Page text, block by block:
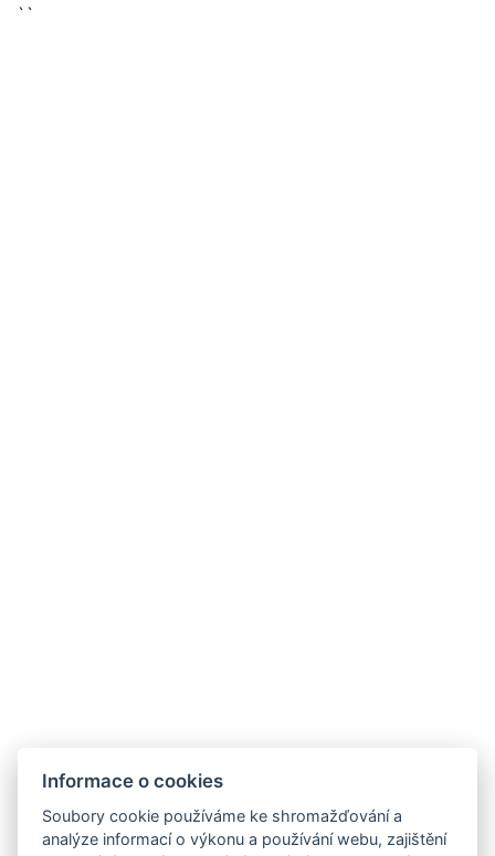
``
Informace o cookies
Soubory cookie používáme ke shromažďování a
analýze informací o výkonu a používání webu, zajištění